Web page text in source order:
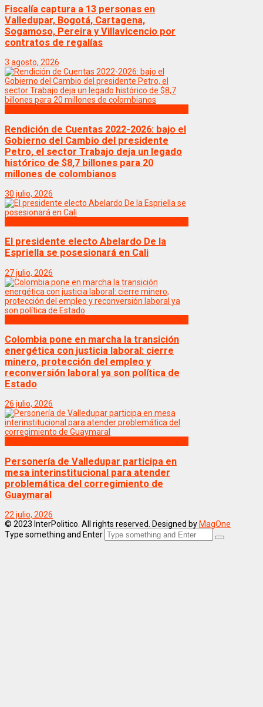
Fiscalía captura a 13 personas en
Valledupar, Bogotá, Cartagena,
Sogamoso, Pereira y Villavicencio por
contratos de regalías
3 agosto, 2026
Rendición de Cuentas 2022-2026: bajo el
Gobierno del Cambio del presidente
Petro, el sector Trabajo deja un legado
histórico de $8,7 billones para 20
millones de colombianos
30 julio, 2026
El presidente electo Abelardo De la
Espriella se posesionará en Cali
27 julio, 2026
Colombia pone en marcha la transición
energética con justicia laboral: cierre
minero, protección del empleo y
reconversión laboral ya son política de
Estado
26 julio, 2026
Personería de Valledupar participa en
mesa interinstitucional para atender
problemática del corregimiento de
Guaymaral
22 julio, 2026
© 2023 InterPolitico. All rights reserved. Designed by MagOne
Type something and Enter